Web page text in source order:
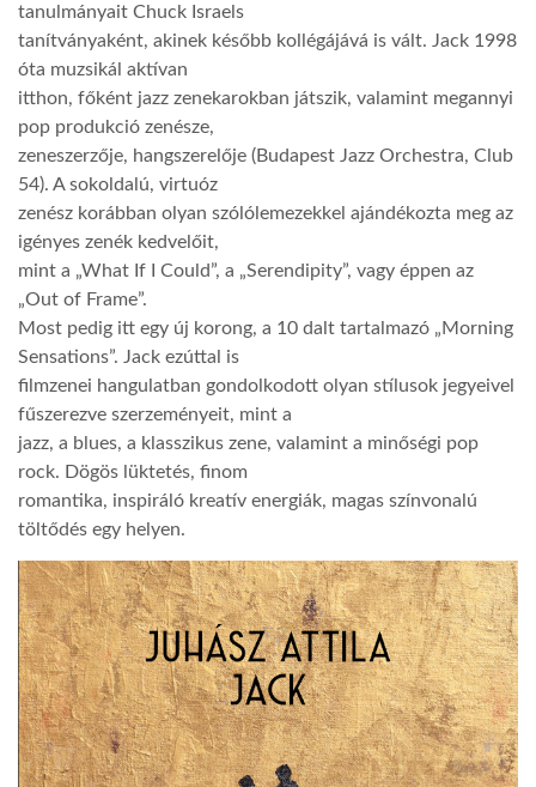
LINKTR.EE
GLOBOZSARU
DOBRAVERO.HU
LATIMO.HU
GLOBOBOOK
tanulmányait Chuck Israels
tanítványaként, akinek később kollégájává is vált. Jack 1998
óta muzsikál aktívan
itthon, főként jazz zenekarokban játszik, valamint megannyi
pop produkció zenésze,
zeneszerzője, hangszerelője (Budapest Jazz Orchestra, Club
54). A sokoldalú, virtuóz
zenész korábban olyan szólólemezekkel ajándékozta meg az
igényes zenék kedvelőit,
mint a „What If I Could”, a „Serendipity”, vagy éppen az
„Out of Frame”.
Most pedig itt egy új korong, a 10 dalt tartalmazó „Morning
Sensations”. Jack ezúttal is
filmzenei hangulatban gondolkodott olyan stílusok jegyeivel
fűszerezve szerzeményeit, mint a
jazz, a blues, a klasszikus zene, valamint a minőségi pop
rock. Dögös lüktetés, finom
romantika, inspiráló kreatív energiák, magas színvonalú
töltődés egy helyen.